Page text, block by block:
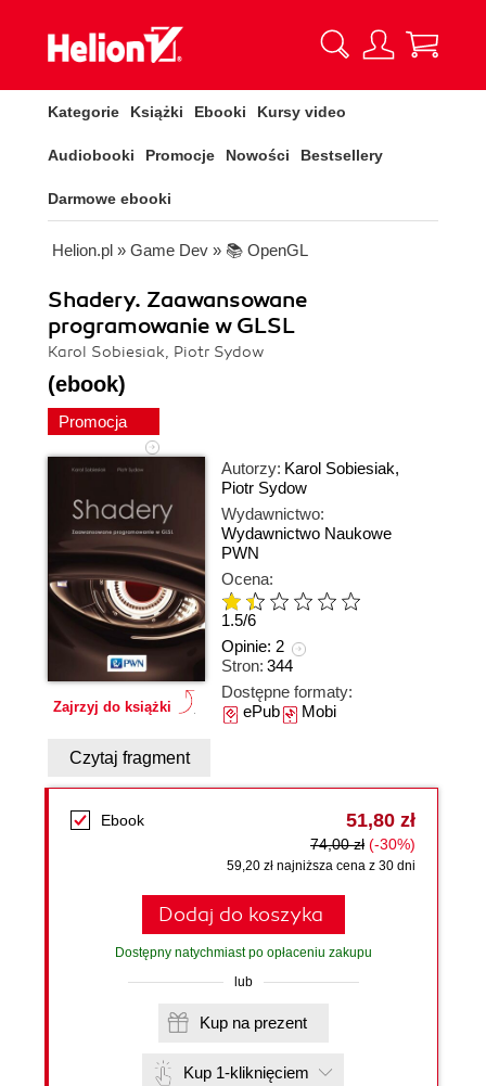
Kategorie Książki Ebooki Kursy video
Audiobooki Promocje Nowości Bestsellery
Darmowe ebooki
Helion.pl » Game Dev » 📚 OpenGL
Shadery. Zaawansowane
programowanie w GLSL
Karol Sobiesiak, Piotr Sydow
(ebook)
Promocja
Zajrzyj do książki
Autorzy: Karol Sobiesiak,
Piotr Sydow
Wydawnictwo:
Wydawnictwo Naukowe
PWN
Ocena:
1.5/6
Opinie: 2
Stron: 344
Dostępne formaty:
ePubMobi
Czytaj fragment
Ebook 51,80 zł
74,00 zł (-30%)
59,20 zł najniższa cena z 30 dni
Dodaj do koszyka
Dostępny natychmiast po opłaceniu zakupu
lub
Kup na prezent
Kup 1-kliknięciem